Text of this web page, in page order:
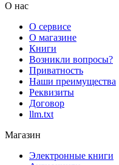
О нас
О сервисе
О магазине
Книги
Возникли вопросы?
Приватность
Наши преимущества
Реквизиты
Договор
llm.txt
Магазин
Электронные книги